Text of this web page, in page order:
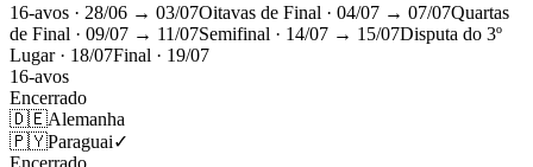
16-avos · 28/06 → 03/07Oitavas de Final · 04/07 → 07/07Quartas
de Final · 09/07 → 11/07Semifinal · 14/07 → 15/07Disputa do 3º
Lugar· 18/07Final · 19/07
16-avos
Encerrado
🇩🇪Alemanha
🇵🇾Paraguai✓
Encerrado